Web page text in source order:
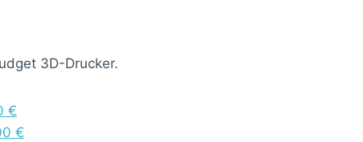
3D-Drucker.
€
€